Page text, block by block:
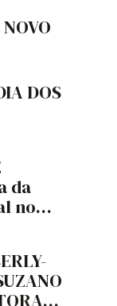
DOS
no